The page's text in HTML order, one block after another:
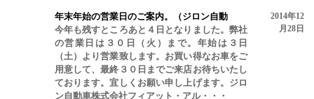
年末年始の営業日のご案内。（ジロン自動
今年も残すところあと４日となりました。弊社
の営業日は３０日（火）まで。年始は３日
（土）より営業致します。お買い得なお車をご
用意して、最終３０日までご来店お待ちいたし
ております。宜しくお願い申し上げます。ジロ
ン自動車株式会社フィアット・アル・・・
2014年12
月28日